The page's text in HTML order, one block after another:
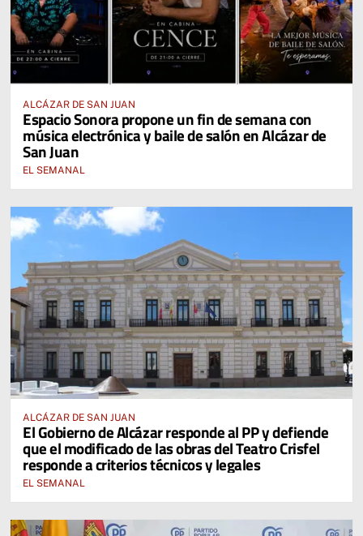
ALCÁZAR DE SAN JUAN
Espacio Sonora propone un fin de semana con
música electrónica y baile de salón en Alcázar de
San Juan
EL SEMANAL
ALCÁZAR DE SAN JUAN
El Gobierno de Alcázar responde al PP y defiende
que el modificado de las obras del Teatro Crisfel
responde a criterios técnicos y legales
EL SEMANAL